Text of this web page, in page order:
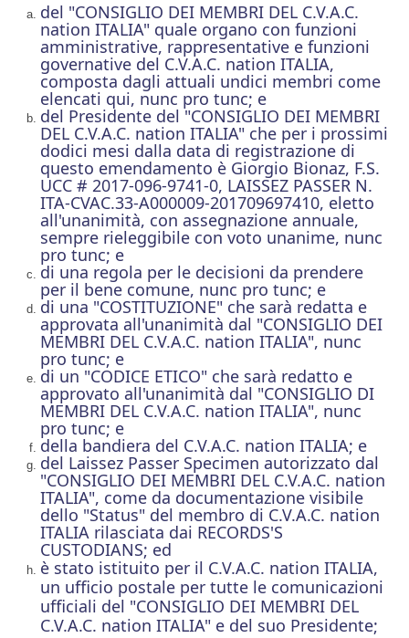
del "CONSIGLIO DEI MEMBRI DEL C.V.A.C.
nation ITALIA" quale organo con funzioni
amministrative, rappresentative e funzioni
governative del C.V.A.C. nation ITALIA,
composta dagli attuali undici membri come
elencati qui, nunc pro tunc; e
del Presidente del "CONSIGLIO DEI MEMBRI
DEL C.V.A.C. nation ITALIA" che per i prossimi
dodici mesi dalla data di registrazione di
questo emendamento è Giorgio Bionaz, F.S.
UCC # 2017-096-9741-0, LAISSEZ PASSER N.
ITA-CVAC.33-A000009-201709697410, eletto
all'unanimità, con assegnazione annuale,
sempre rieleggibile con voto unanime, nunc
pro tunc; e
di una regola per le decisioni da prendere
per il bene comune, nunc pro tunc; e
di una "COSTITUZIONE" che sarà redatta e
approvata all'unanimità dal "CONSIGLIO DEI
MEMBRI DEL C.V.A.C. nation ITALIA", nunc
pro tunc; e
di un "CODICE ETICO" che sarà redatto e
approvato all'unanimità dal "CONSIGLIO DI
MEMBRI DEL C.V.A.C. nation ITALIA", nunc
pro tunc; e
della bandiera del C.V.A.C. nation ITALIA; e
del Laissez Passer Specimen autorizzato dal
"CONSIGLIO DEI MEMBRI DEL C.V.A.C. nation
ITALIA", come da documentazione visibile
dello "Status" del membro di C.V.A.C. nation
ITALIA rilasciata dai RECORDS'S
CUSTODIANS; ed
è stato istituito per il C.V.A.C. nation ITALIA,
un ufficio postale per tutte le comunicazioni
ufficiali del "CONSIGLIO DEI MEMBRI DEL
C.V.A.C. nation ITALIA" e del suo Presidente;